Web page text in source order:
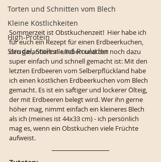
Torten und Schnitten vom Blech
Kleine Köstlichkeiten
High-Protein
Strudel, Stollen und Rouladen
Sommerzeit ist Obstkuchenzeit!  Hier habe ich
für euch ein Rezept für einen Erdbeerkuchen,
den garantiert alle lieben und der noch dazu
super einfach und schnell gemacht ist: Mit den
letzten Erdbeeren vom Selberpflückland habe
ich einen köstlichen Erdbeerkuchen vom Blech
gemacht. Es ist ein saftiger und lockerer Ölteig,
der mit Erdbeeren belegt wird. Wer ihn gerne
höher mag, nimmt einfach ein kleineres Blech
als ich (meines ist 44x33 cm) - ich persönlich
mag es, wenn ein Obstkuchen viele Früchte
aufweist.